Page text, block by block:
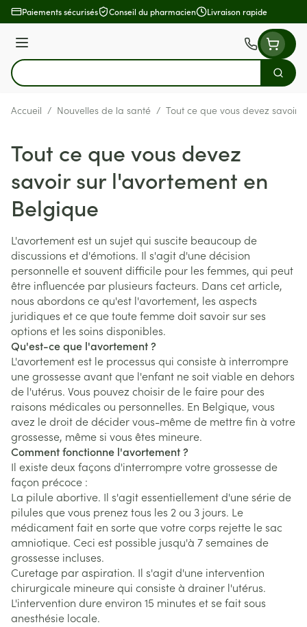
Aller au contenu
Paiements sécurisés Conseil du pharmacien Livraison rapide
Menu
Rechercher
Accueil / Nouvelles de la santé / Tout ce que vous devez savoir
Tout ce que vous devez
savoir sur l'avortement en
Belgique
L'avortement est un sujet qui suscite beaucoup de
discussions et d'émotions. Il s'agit d'une décision
personnelle et souvent difficile pour les femmes, qui peut
être influencée par plusieurs facteurs. Dans cet article,
nous abordons ce qu'est l'avortement, les aspects
juridiques et ce que toute femme doit savoir sur ses
options et les soins disponibles.
Qu'est-ce que l'avortement ?
L'avortement est le processus qui consiste à interrompre
une grossesse avant que l'enfant ne soit viable en dehors
de l'utérus. Vous pouvez choisir de le faire pour des
raisons médicales ou personnelles. En Belgique, vous
avez le droit de décider vous-même de mettre fin à votre
grossesse, même si vous êtes mineure.
Comment fonctionne l'avortement ?
Il existe deux façons d'interrompre votre grossesse de
façon précoce :
La pilule abortive. Il s'agit essentiellement d'une série de
pilules que vous prenez tous les 2 ou 3 jours. Le
médicament fait en sorte que votre corps rejette le sac
amniotique. Ceci est possible jusqu'à 7 semaines de
grossesse incluses.
Curetage par aspiration. Il s'agit d'une intervention
chirurgicale mineure qui consiste à drainer l'utérus.
L'intervention dure environ 15 minutes et se fait sous
anesthésie locale.